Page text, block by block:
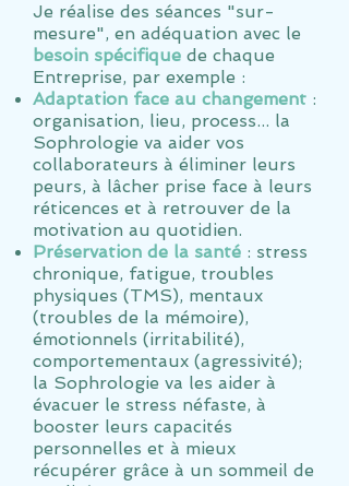
Je réalise des séances "sur-
mesure", en adéquation avec le
besoin spécifique de chaque
Entreprise, par exemple :
Adaptation face au changement :
organisation, lieu, process... la
Sophrologie va aider vos
collaborateurs à éliminer leurs
peurs, à lâcher prise face à leurs
réticences et à retrouver de la
motivation au quotidien.
Préservation de la santé : stress
chronique, fatigue, troubles
physiques (TMS), mentaux
(troubles de la mémoire),
émotionnels (irritabilité),
comportementaux (agressivité);
la Sophrologie va les aider à
évacuer le stress néfaste, à
booster leurs capacités
personnelles et à mieux
récupérer grâce à un sommeil de